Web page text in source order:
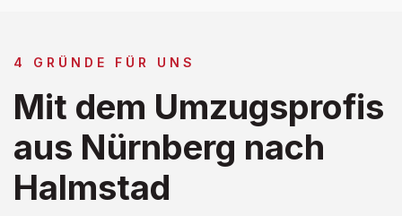
4 GRÜNDE FÜR UNS
Mit dem Umzugsprofis
aus Nürnberg nach
Halmstad